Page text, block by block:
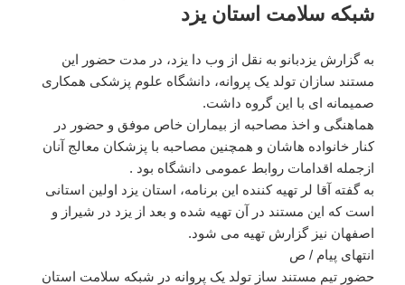
شبکه سلامت استان یزد
به گزارش یزدبانو به نقل از وب دا یزد، در مدت حضور این
مستند سازان تولد یک پروانه، دانشگاه علوم پزشکی همکاری
صمیمانه ای با این گروه داشت.
هماهنگی و اخذ مصاحبه از بیماران خاص موفق و حضور در
کنار خانواده هاشان و همچنین مصاحبه با پزشکان معالج آنان
ازجمله اقدامات روابط عمومی دانشگاه بود .
به گفته آقا لر تهیه کننده این برنامه، استان یزد اولین استانی
است که این مستند در آن تهیه شده و بعد از یزد در شیراز و
اصفهان نیز گزارش تهیه می شود.
انتهای پیام / ص
حضور تیم مستند ساز تولد یک پروانه در شبکه سلامت استان